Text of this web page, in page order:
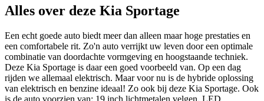
Alles over deze Kia Sportage
Een echt goede auto biedt meer dan alleen maar hoge prestaties en
een comfortabele rit. Zo'n auto verrijkt uw leven door een optimale
combinatie van doordachte vormgeving en hoogstaande techniek.
Deze Kia Sportage is daar een goed voorbeeld van. Op een dag
rijden we allemaal elektrisch. Maar voor nu is de hybride oplossing
van elektrisch en benzine ideaal! Zo ook bij deze Kia Sportage. Ook